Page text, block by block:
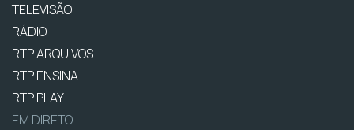
TELEVISÃO
RÁDIO
RTP ARQUIVOS
RTP ENSINA
RTP PLAY
EM DIRETO